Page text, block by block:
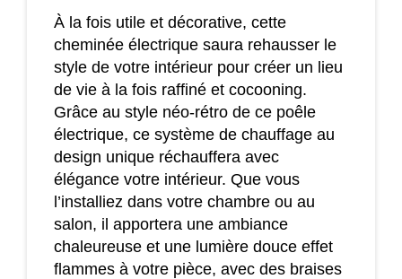
À la fois utile et décorative, cette
cheminée électrique saura rehausser le
style de votre intérieur pour créer un lieu
de vie à la fois raffiné et cocooning.
Grâce au style néo-rétro de ce poêle
électrique, ce système de chauffage au
design unique réchauffera avec
élégance votre intérieur. Que vous
l’installiez dans votre chambre ou au
salon, il apportera une ambiance
chaleureuse et une lumière douce effet
flammes à votre pièce, avec des braises